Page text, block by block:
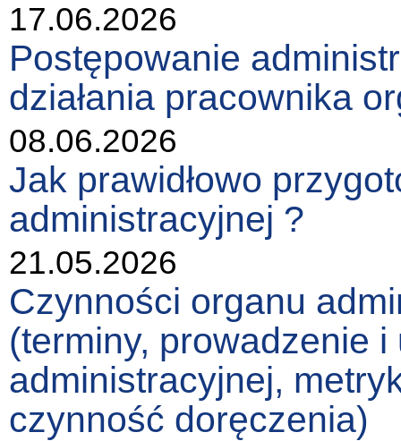
17.06.2026
Postępowanie
działania pracownika
08.06.2026
Jak prawidłowo
administracyjnej ?
21.05.2026
Czynności organu
(terminy, prowadzenie
administracyjnej,
czynność doręczenia)